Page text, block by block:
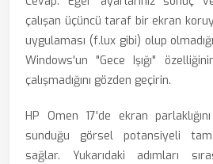
çalışan üçüncü taraf bir ekran
uygulaması (f.lux gibi) olup
Windows'un "Gece Işığı"
çalışmadığını gözden geçirin.
HP Omen 17'de ekran parlaklığını
sunduğu görsel potansiyeli tam
sağlar. Yukarıdaki adımları